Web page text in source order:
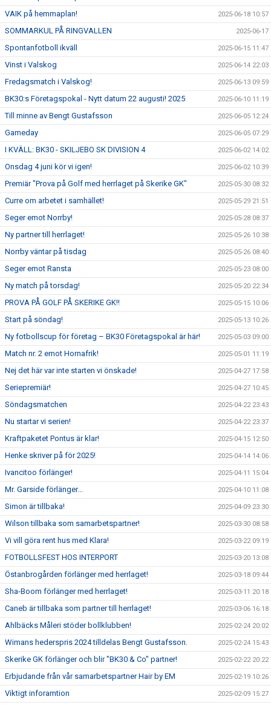
VAIK på hemmaplan! 2025-06-18 10:57
SOMMARKUL PÅ RINGVALLEN 2025-06-17
Spontanfotboll ikväll 2025-06-15 11:47
Vinst i Valskog 2025-06-14 22:03
Fredagsmatch i Valskog! 2025-06-13 09:59
BK30:s Företagspokal - Nytt datum 22 augusti! 2025 2025-06-10 11:19
Till minne av Bengt Gustafsson 2025-06-05 12:24
Gameday 2025-06-05 07:29
I KVÄLL: BK30 - SKILJEBO SK DIVISION 4 2025-06-02 14:02
Onsdag 4 juni kör vi igen! 2025-06-02 10:39
Premiär "Prova på Golf med herrlaget på Skerike GK" 2025-05-30 08:32
Curre om arbetet i samhället! 2025-05-29 21:51
Seger emot Norrby! 2025-05-28 08:37
Ny partner till herrlaget! 2025-05-26 10:38
Norrby väntar på tisdag 2025-05-26 08:40
Seger emot Ransta 2025-05-23 08:00
Ny match på torsdag! 2025-05-20 22:34
PROVA PÅ GOLF PÅ SKERIKE GK!! 2025-05-15 10:06
Start på söndag! 2025-05-13 10:26
Ny fotbollscup för företag – BK30 Företagspokal är här! 2025-05-03 09:00
Match nr. 2 emot Hornafrik! 2025-05-01 11:19
Nej det här var inte starten vi önskade! 2025-04-27 17:58
Seriepremiär! 2025-04-27 10:45
Söndagsmatchen 2025-04-22 23:43
Nu startar vi serien! 2025-04-22 23:37
Kraftpaketet Pontus är klar! 2025-04-15 12:50
Henke skriver på för 2025! 2025-04-14 14:06
Ivancitoo förlänger! 2025-04-11 15:04
Mr. Garside förlänger... 2025-04-10 11:08
Simon är tillbaka! 2025-04-09 23:30
Wilson tillbaka som samarbetspartner! 2025-03-30 08:58
Vi vill göra rent hus med Klara! 2025-03-22 09:19
FOTBOLLSFEST HOS INTERPORT 2025-03-20 13:08
Östanbrogården förlänger med herrlaget! 2025-03-18 09:44
Sha-Boom förlänger med herrlaget! 2025-03-11 20:18
Caneb är tillbaka som partner till herrlaget! 2025-03-06 16:18
Ahlbäcks Måleri stöder bollklubben! 2025-02-24 20:02
Wimans hederspris 2024 tilldelas Bengt Gustafsson. 2025-02-24 15:43
Skerike GK förlänger och blir "BK30 & Co" partner! 2025-02-22 20:22
Erbjudande från vår samarbetspartner Hair by EM 2025-02-19 10:26
Viktigt inforamtion 2025-02-09 15:27